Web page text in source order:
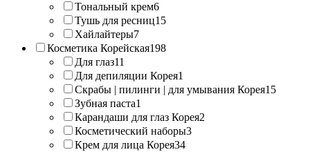
Тональный крем6
Тушь для ресниц15
Хайлайтеры7
Косметика Корейская198
Для глаз11
Для депиляции Корея1
Скрабы | пилинги | для умывания Корея15
Зубная паста1
Карандаши для глаз Корея2
Косметический наборы3
Крем для лица Корея34